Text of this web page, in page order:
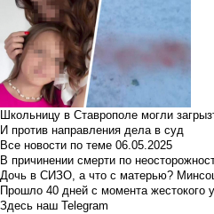
Школьницу в Ставрополе могли
И против направления дела в суд
Все новости по теме 06.05.2025
В причинении смерти по
Дочь в СИЗО, а что с матерью?
Прошло 40 дней с момента жестокого
Здесь наш Telegram